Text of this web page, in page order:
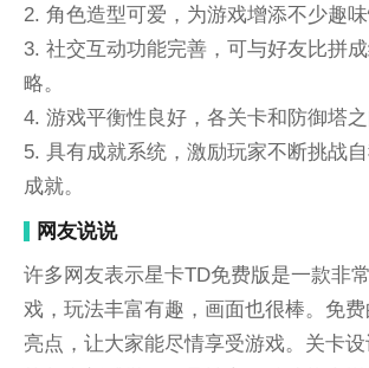
2. 角色造型可爱，为游戏增添不少趣味
3. 社交互动功能完善，可与好友比拼
略。
4. 游戏平衡性良好，各关卡和防御塔之
5. 具有成就系统，激励玩家不断挑战
成就。
网友说说
许多网友表示星卡TD免费版是一款非
戏，玩法丰富有趣，画面也很棒。免
亮点，让大家能尽情享受游戏。关卡